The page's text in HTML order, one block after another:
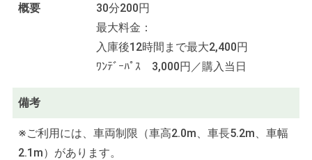
概要
30分200円
最大料金：
入庫後12時間まで最大2,400円
ﾜﾝﾃﾞｰﾊﾟｽ 3,000円／購入当日
備考
※ご利用には、車両制限（車高2.0m、車長5.2m、車幅
2.1m）があります。